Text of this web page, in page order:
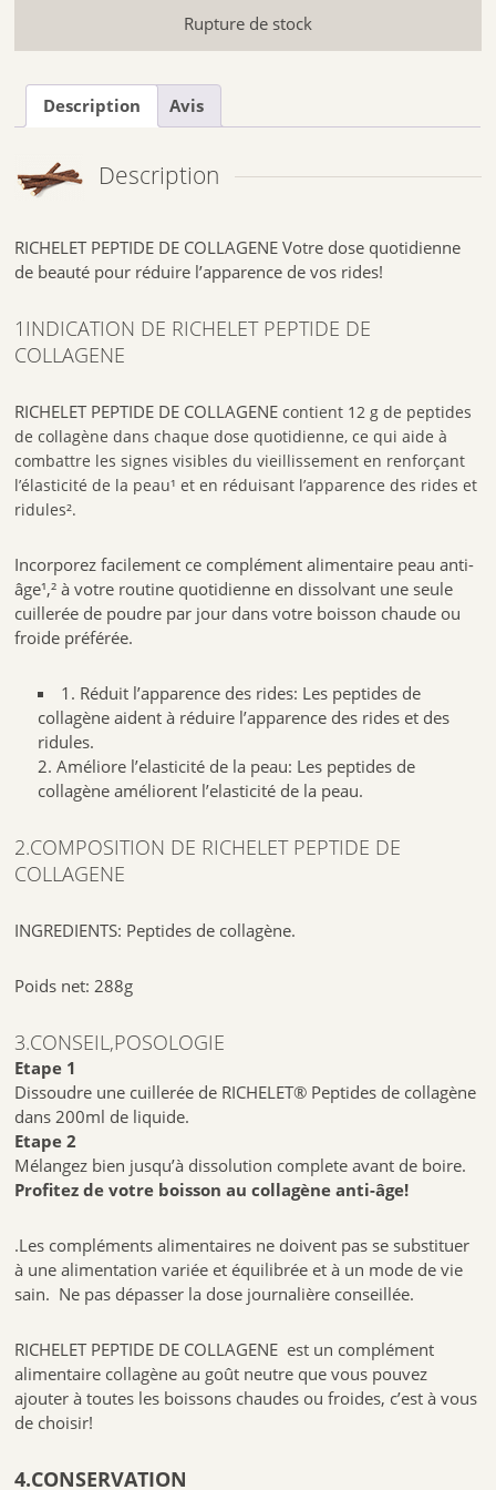
1. Réduit l’apparence des rides: Les peptides de collagène aident
à réduire l’apparence des rides et des ridules.
améliorent l’elasticité de la peau.
COLLAGENE
Poids net: 288g
3.CONSEIL,POSOLOGIE
Dissoudre une cuillerée de RICHELET® Peptides de collagène dans
Etape 2
.Les compléments alimentaires ne doivent pas se substituer à une
alimentation variée et équilibrée et à un mode de vie sain.Ne pas
dépasser la dose journalière conseillée.
RICHELET PEPTIDE DE COLLAGENE est un complément alimentaire
4.CONSERVATION
Ne pas dépasser les doses conseillées. Enfin les compléments
alimentaires ne constituent pas une substitution à une alimentation
le produit se conserve hors de portée des enfants.
Réf. : 8700216508568
Rupture de stock
Description Avis
Description
RICHELET PEPTIDE DE COLLAGENE Votre dose quotidienne
de beauté pour réduire l’apparence de vos rides!
1INDICATION DE RICHELET PEPTIDE DE
COLLAGENE
RICHELET PEPTIDE DE COLLAGENEcontient 12 g de peptides
de collagène dans chaque dose quotidienne, ce qui aide à
combattre les signes visibles du vieillissement en renforçant
l’élasticité de la peau¹ et en réduisant l’apparence des rides et
ridules².
Incorporez facilement ce complément alimentaire peau anti-
âge¹,² à votre routine quotidienne en dissolvant une seule
cuillerée de poudre par jour dans votre boisson chaude ou
froide préférée.
1. Réduit l’apparence des rides: Les peptides de
collagène aident à réduire l’apparence des rides et des
ridules.
2. Améliore l’elasticité de la peau: Les peptides de
collagène améliorent l’elasticité de la peau.
2.COMPOSITION DE RICHELET PEPTIDE DE
COLLAGENE
INGREDIENTS: Peptides de collagène.
Poids net: 288g
3.CONSEIL,POSOLOGIE
Etape 1
Dissoudre une cuillerée de RICHELET® Peptides de collagène
dans 200ml de liquide.
Etape 2
Mélangez bien jusqu’à dissolution complete avant de boire.
Profitez de votre boisson au collagène anti-âge!
.Les compléments alimentaires ne doivent pas se substituer
à une alimentation variée et équilibrée et à un mode de vie
sain. Ne pas dépasser la dose journalière conseillée.
RICHELET PEPTIDE DE COLLAGENE est un complément
alimentaire collagène au goût neutre que vous pouvez
ajouter à toutes les boissons chaudes ou froides, c’est à vous
de choisir!
4.CONSERVATION